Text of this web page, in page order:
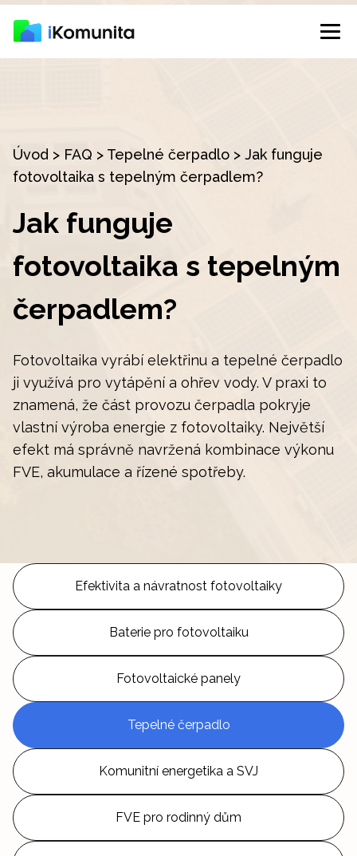
Úvod > FAQ > Tepelné čerpadlo > Jak funguje
fotovoltaika s tepelným čerpadlem?
Jak funguje
fotovoltaika s tepelným
čerpadlem?
Fotovoltaika vyrábí elektřinu a tepelné čerpadlo
ji využívá pro vytápění a ohřev vody. V praxi to
znamená, že část provozu čerpadla pokryje
vlastní výroba energie z fotovoltaiky. Největší
efekt má správně navržená kombinace výkonu
FVE, akumulace a řízené spotřeby.
Efektivita a návratnost fotovoltaiky
Baterie pro fotovoltaiku
Fotovoltaické panely
Tepelné čerpadlo
Komunitní energetika a SVJ
FVE pro rodinný dům